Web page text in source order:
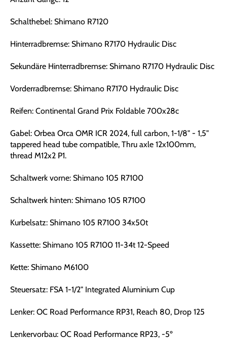
Schalthebel: Shimano R7120
Hinterradbremse: Shimano R7170 Hydraulic Disc
Sekundäre Hinterradbremse: Shimano R7170 Hydraulic Disc
Vorderradbremse: Shimano R7170 Hydraulic Disc
Reifen: Continental Grand Prix Foldable 700x28c
Gabel: Orbea Orca OMR ICR 2024, full carbon, 1-1/8" - 1,5"
tappered head tube compatible, Thru axle 12x100mm,
thread M12x2 P1.
Schaltwerk vorne: Shimano 105 R7100
Schaltwerk hinten: Shimano 105 R7100
Kurbelsatz: Shimano 105 R7100 34x50t
Kassette: Shimano 105 R7100 11-34t 12-Speed
Kette: Shimano M6100
Steuersatz: FSA 1-1/2" Integrated Aluminium Cup
Lenker: OC Road Performance RP31, Reach 80, Drop 125
Lenkervorbau: OC Road Performance RP23, -5º